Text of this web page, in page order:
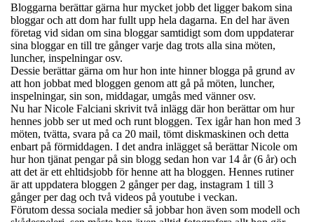
Bloggarna berättar gärna hur mycket jobb det ligger bakom sina
bloggar och att dom har fullt upp hela dagarna. En del har även
företag vid sidan om sina bloggar samtidigt som dom uppdaterar
sina bloggar en till tre gånger varje dag trots alla sina möten,
luncher, inspelningar osv.
Dessie berättar gärna om hur hon inte hinner blogga på grund av
att hon jobbat med bloggen genom att gå på möten, luncher,
inspelningar, sin son, middagar, umgås med vänner osv.
Nu har Nicole Falciani skrivit två inlägg där hon berättar om hur
hennes jobb ser ut med och runt bloggen. Tex igår han hon med 3
möten, tvätta, svara på ca 20 mail, tömt diskmaskinen och detta
enbart på förmiddagen. I det andra inlägget så berättar Nicole om
hur hon tjänat pengar på sin blogg sedan hon var 14 år (6 år) och
att det är ett ehltidsjobb för henne att ha bloggen. Hennes rutiner
är att uppdatera bloggen 2 gånger per dag, instagram 1 till 3
gånger per dag och två videos på youtube i veckan.
Förutom dessa sociala medier så jobbar hon även som modell och